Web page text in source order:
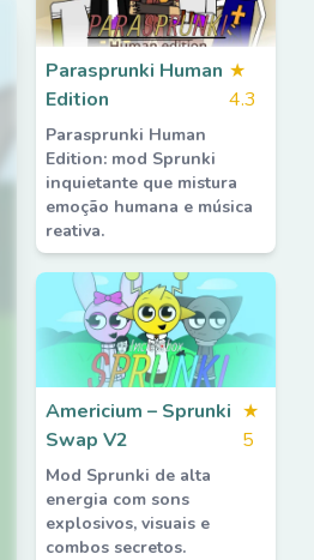
Parasprunki Human
Edition
★
4.3
Parasprunki Human
Edition: mod Sprunki
inquietante que mistura
emoção humana e música
reativa.
Americium – Sprunki
Swap V2
★
5
Mod Sprunki de alta
energia com sons
explosivos, visuais e
combos secretos.